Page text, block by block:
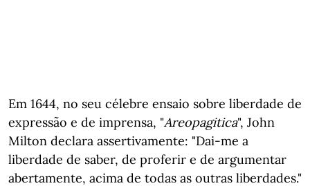
Em 1644, no seu célebre ensaio sobre liberdade de
expressão e de imprensa, "Areopagitica", John
Milton declara assertivamente: "Dai-me a
liberdade de saber, de proferir e de argumentar
abertamente, acima de todas as outras liberdades."